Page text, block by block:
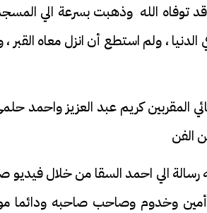
توفاه الله وذهبت بسرعة الي
، ولم استطع أن انزل معاه
المقربين كريم عبد العزيز واحمد
الفن
رسالة الي احمد السقا من خلال فيديو
وخدوم وصاحب صاحبه ودائما